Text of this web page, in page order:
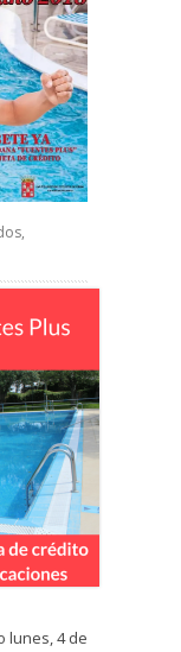
,
lunes, 4 de